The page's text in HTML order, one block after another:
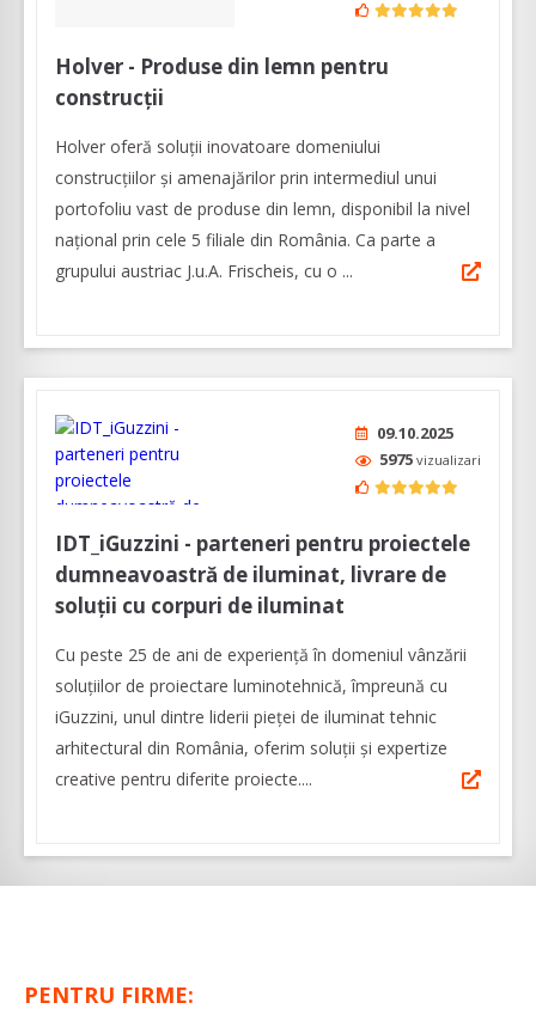
Holver - Produse din lemn pentru
construcții
Holver oferă soluții inovatoare domeniului
construcțiilor și amenajărilor prin intermediul unui
portofoliu vast de produse din lemn, disponibil la nivel
național prin cele 5 filiale din România. Ca parte a
grupului austriac J.u.A. Frischeis, cu o ...
09.10.2025
5975 vizualizari
IDT_iGuzzini - parteneri pentru proiectele
dumneavoastră de iluminat, livrare de
soluții cu corpuri de iluminat
Cu peste 25 de ani de experiență în domeniul vânzării
soluțiilor de proiectare luminotehnică, împreună cu
iGuzzini, unul dintre liderii pieței de iluminat tehnic
arhitectural din România, oferim soluții și expertize
creative pentru diferite proiecte....
PENTRU FIRME: